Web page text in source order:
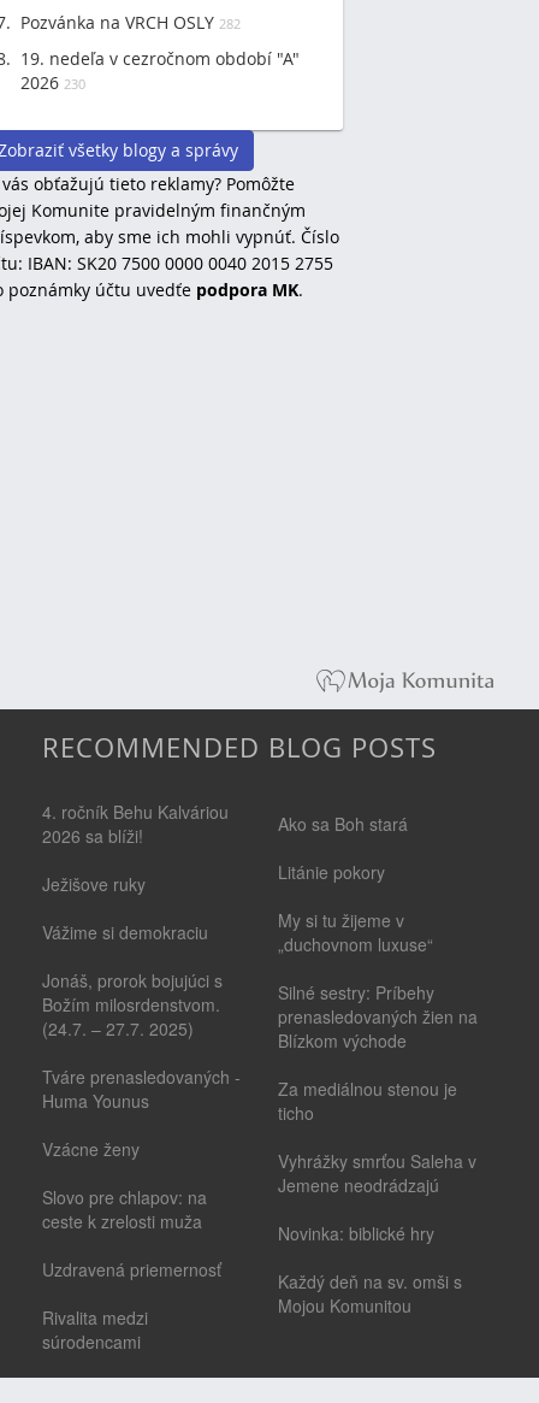
Pozvánka na VRCH OSLY 282
19. nedeľa v cezročnom období "A"
2026 230
všetky blogy a správy
obťažujú tieto reklamy? Pomôžte
Komunite pravidelným finančným
aby sme ich mohli vypnúť. Číslo
IBAN: SK20 7500 0000 0040 2015 2755
poznámky účtu uvedťe podpora MK.
RECOMMENDED BLOG POSTS
4. ročník Behu Kalváriou
2026 sa blíži!
Ježišove ruky
Vážime si demokraciu
Jonáš, prorok bojujúci s
Božím milosrdenstvom.
(24.7. – 27.7. 2025)
Tváre prenasledovaných -
Huma Younus
Vzácne ženy
Slovo pre chlapov: na
ceste k zrelosti muža
Uzdravená priemernosť
Rivalita medzi
súrodencami
Ako sa Boh stará
Litánie pokory
My si tu žijeme v
„duchovnom luxuse“
Silné sestry: Príbehy
prenasledovaných žien na
Blízkom východe
Za mediálnou stenou je
ticho
Vyhrážky smrťou Saleha v
Jemene neodrádzajú
Novinka: biblické hry
Každý deň na sv. omši s
Mojou Komunitou